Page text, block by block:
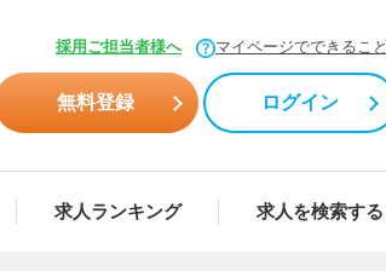
採用ご担当者様へ マイページでできること
無料登録 ログイン
求人ランキング 求人を検索する